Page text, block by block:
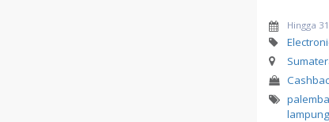
Hingga
lampung